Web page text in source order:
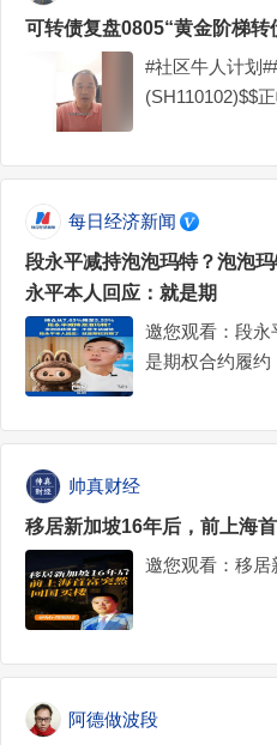
可转债复盘0805“黄金阶梯转
#社区牛人计划
(SH110102)$$
每日经济新闻
段永平减持泡泡玛特？泡泡
永平本人回应：就是期
邀您观看：段
是期权合约履
帅真财经
移居新加坡16年后，前上海
邀您观看：移居
阿德做波段